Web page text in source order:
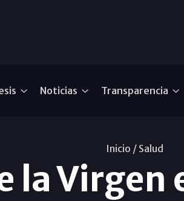
Noticias Transparencia
Inicio / Salud
la Virgen